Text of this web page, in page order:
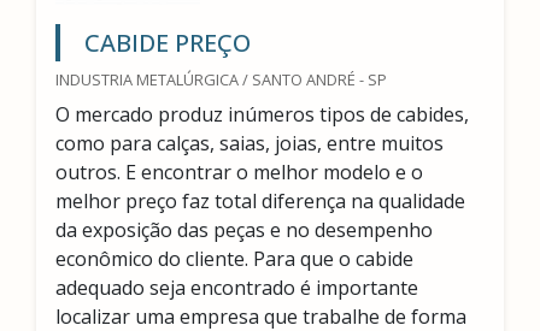
CABIDE PREÇO
INDUSTRIA METALÚRGICA / SANTO ANDRÉ - SP
O mercado produz inúmeros tipos de cabides,
como para calças, saias, joias, entre muitos
outros. E encontrar o melhor modelo e o
melhor preço faz total diferença na qualidade
da exposição das peças e no desempenho
econômico do cliente. Para que o cabide
adequado seja encontrado é importante
localizar uma empresa que trabalhe de forma